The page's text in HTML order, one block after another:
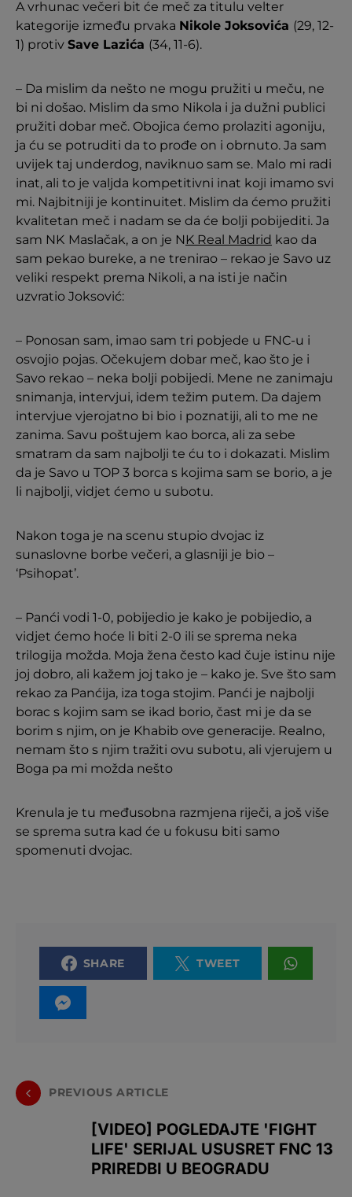
A vrhunac večeri bit će meč za titulu velter
kategorije između prvaka Nikole Joksovića (29, 12-
1) protiv Save Lazića (34, 11-6).
– Da mislim da nešto ne mogu pružiti u meču, ne
bi ni došao. Mislim da smo Nikola i ja dužni publici
pružiti dobar meč. Obojica ćemo prolaziti agoniju,
ja ću se potruditi da to prođe on i obrnuto. Ja sam
uvijek taj underdog, naviknuo sam se. Malo mi radi
inat, ali to je valjda kompetitivni inat koji imamo svi
mi. Najbitniji je kontinuitet. Mislim da ćemo pružiti
kvalitetan meč i nadam se da će bolji pobijediti. Ja
sam NK Maslačak, a on je NK Real Madrid kao da
sam pekao bureke, a ne trenirao – rekao je Savo uz
veliki respekt prema Nikoli, a na isti je način
uzvratio Joksović:
– Ponosan sam, imao sam tri pobjede u FNC-u i
osvojio pojas. Očekujem dobar meč, kao što je i
Savo rekao – neka bolji pobijedi. Mene ne zanimaju
snimanja, intervjui, idem težim putem. Da dajem
intervjue vjerojatno bi bio i poznatiji, ali to me ne
zanima. Savu poštujem kao borca, ali za sebe
smatram da sam najbolji te ću to i dokazati. Mislim
da je Savo u TOP 3 borca s kojima sam se borio, a je
li najbolji, vidjet ćemo u subotu.
Nakon toga je na scenu stupio dvojac iz
sunaslovne borbe večeri, a glasniji je bio –
‘Psihopat’.
– Panći vodi 1-0, pobijedio je kako je pobijedio, a
vidjet ćemo hoće li biti 2-0 ili se sprema neka
trilogija možda. Moja žena često kad čuje istinu nije
joj dobro, ali kažem joj tako je – kako je. Sve što sam
rekao za Panćija, iza toga stojim. Panći je najbolji
borac s kojim sam se ikad borio, čast mi je da se
borim s njim, on je Khabib ove generacije. Realno,
nemam što s njim tražiti ovu subotu, ali vjerujem u
Boga pa mi možda nešto
Krenula je tu međusobna razmjena riječi, a još više
se sprema sutra kad će u fokusu biti samo
spomenuti dvojac.
SHARE TWEET
PREVIOUS ARTICLE
[VIDEO] POGLEDAJTE 'FIGHT
LIFE' SERIJAL USUSRET FNC 13
PRIREDBI U BEOGRADU